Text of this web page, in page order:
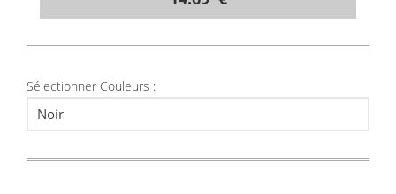
Sélectionner Couleurs :